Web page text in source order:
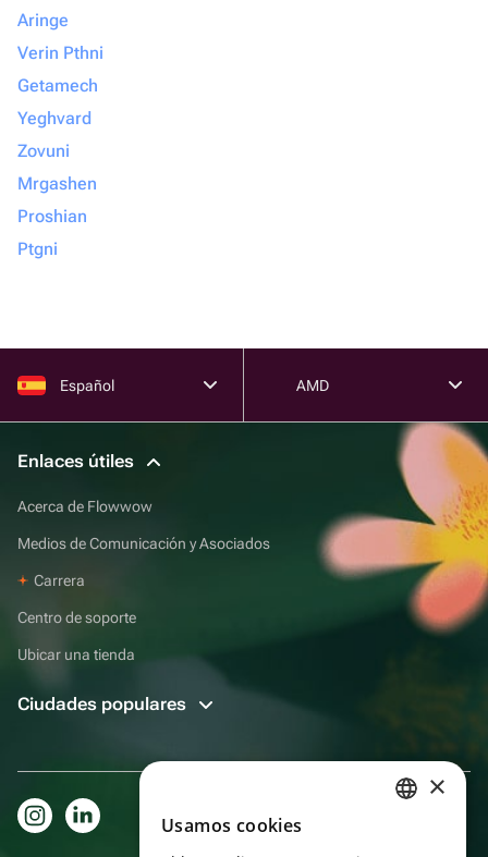
Aringe
Verin Pthni
Getamech
Yeghvard
Zovuni
Mrgashen
Proshian
Ptgni
Español AMD
Enlaces útiles
Acerca de Flowwow
Medios de Comunicación y Asociados
Carrera
Centro de soporte
Ubicar una tienda
Ciudades populares
×
Usamos cookies